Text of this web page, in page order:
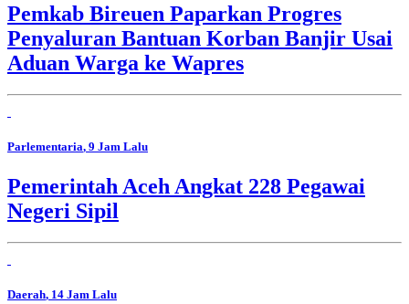
Pemkab Bireuen Paparkan Progres
Penyaluran Bantuan Korban Banjir Usai
Aduan Warga ke Wapres
Parlementaria, 9 Jam Lalu
Pemerintah Aceh Angkat 228 Pegawai
Negeri Sipil
Daerah, 14 Jam Lalu